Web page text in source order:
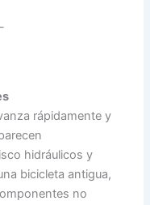
rápidamente y
hidráulicos y
bicicleta antigua,
no